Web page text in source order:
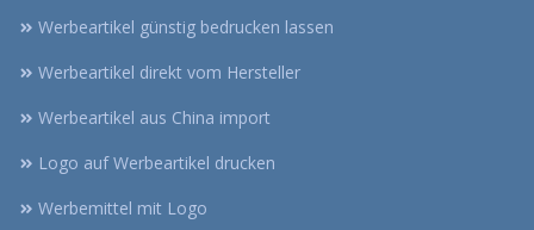
Werbeartikel günstig bedrucken lassen
Werbeartikel direkt vom Hersteller
Werbeartikel aus China import
Logo auf Werbeartikel drucken
Werbemittel mit Logo